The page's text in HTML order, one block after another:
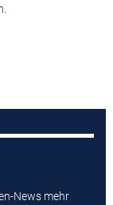
News mehr